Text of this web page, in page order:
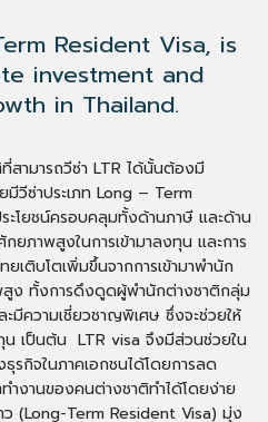
Resident Visa, is
investment and
in Thailand.
สามารถวีซ่า LTR ได้นั้นต้องมี
วีซ่าประเภท Long – Term
โยชน์ครอบคลุมทั้งด้านภาษี และด้าน
ภาพสูงในการเข้ามาลงทุน และการ
ยเติบโตเพิ่มขึ้นจากการเข้ามาพำนัก
ง ทั้งการดึงดูดผู้พำนักต่างชาติกลุ่ม
มีความเชี่ยวชาญพิเศษ ซึ่งจะช่วยให้
น เป็นต้น LTR visa จึงมีส่วนช่วยใน
รกิจในภาคเอกชนได้โดยการลด
ำงานของคนต่างชาติทำได้โดยง่าย
ว (Long-Term Resident Visa) มุ่ง